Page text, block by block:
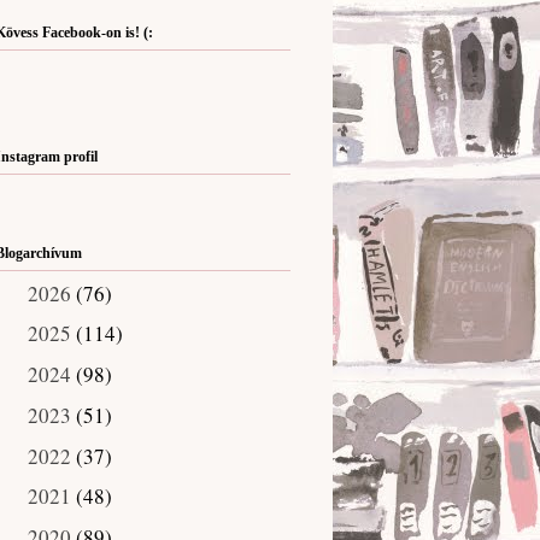
Facebook-on is! (:
profil
2026 (76)
2025 (114)
2024 (98)
2023 (51)
2022 (37)
2021 (48)